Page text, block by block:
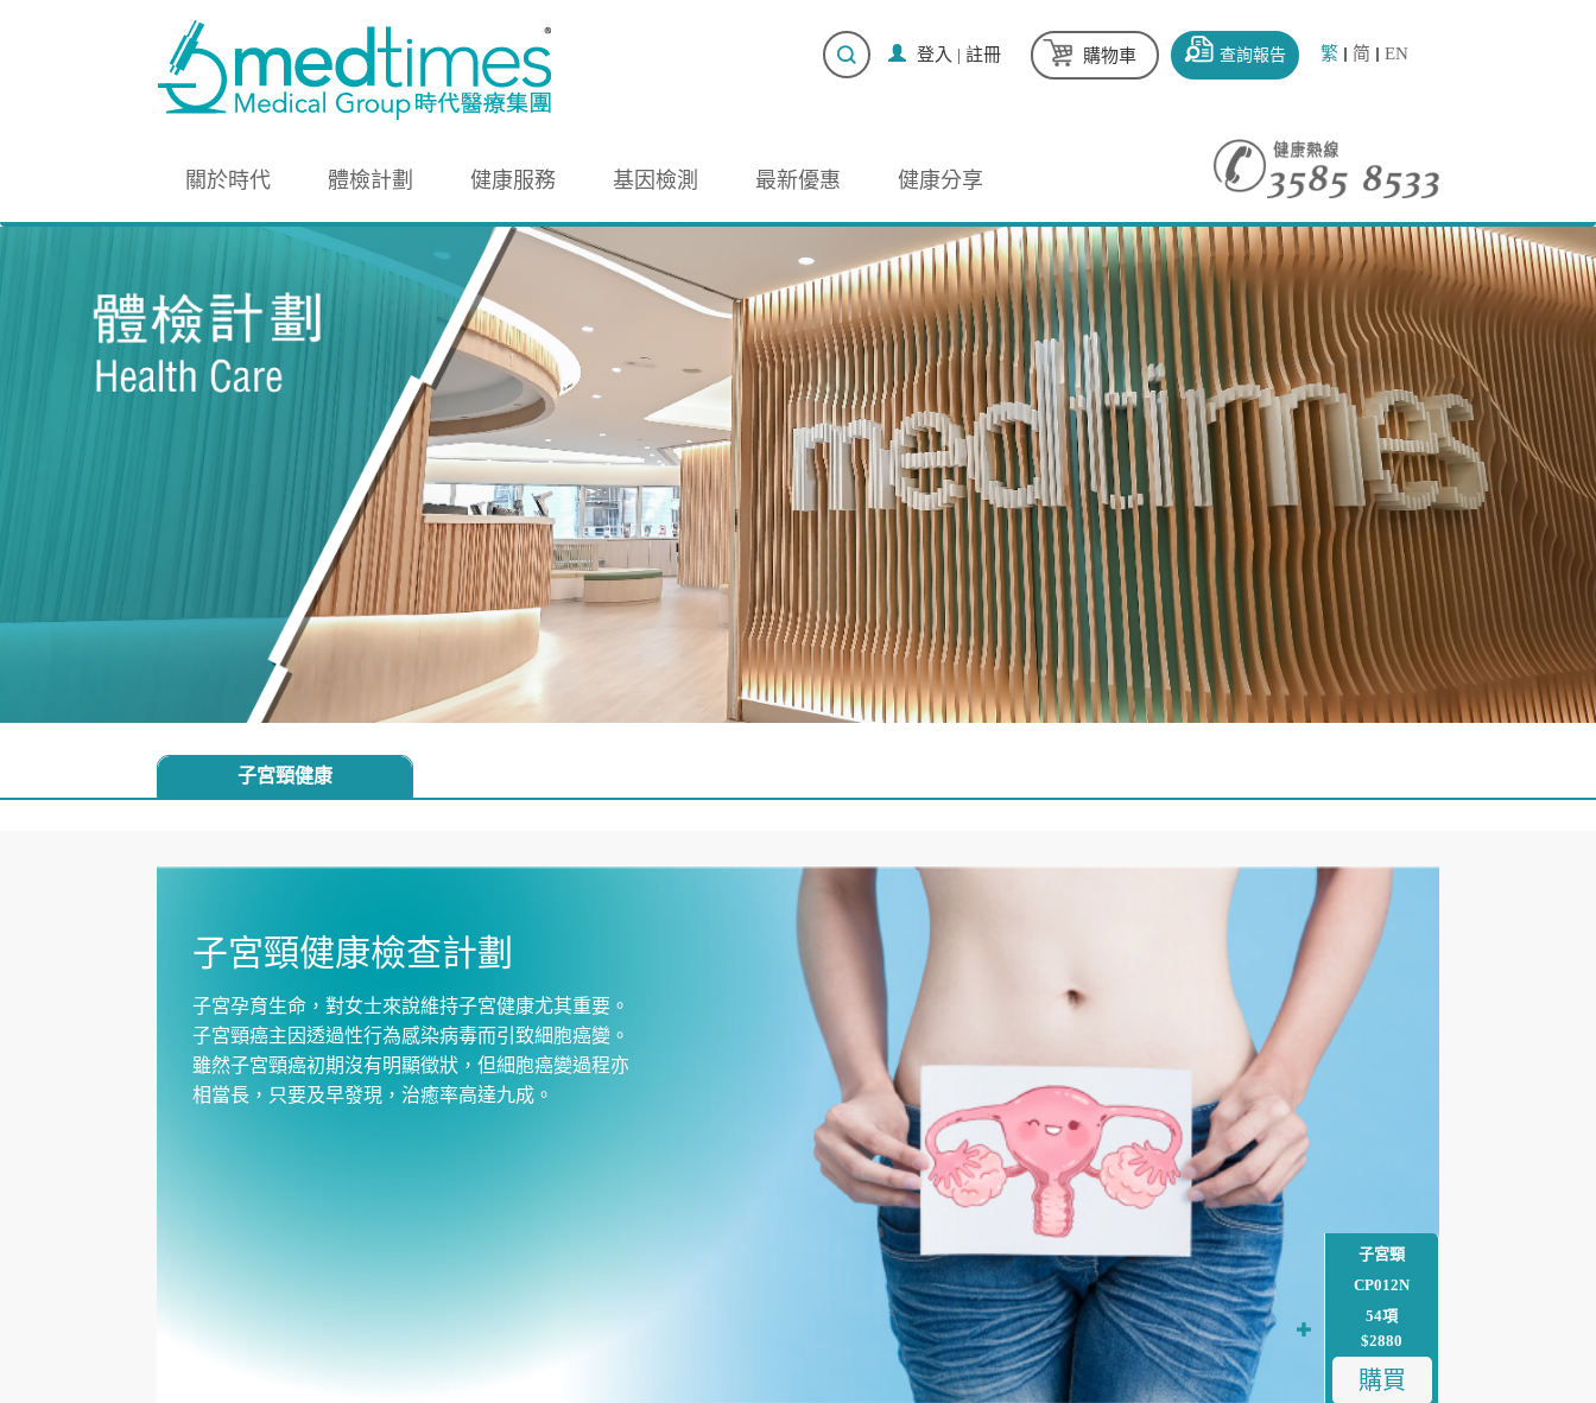
繁 简 EN
查詢報告
購物車
登入 | 註冊
關於時代 體檢計劃 健康服務 基因檢測 最新優惠 健康分享
子宮頸健康
子宮頸健康檢查計劃
子宮孕育生命，對女士來說維持子宮健康尤其重要。
子宮頸癌主因透過性行為感染病毒而引致細胞癌變。
雖然子宮頸癌初期沒有明顯徵狀，但細胞癌變過程亦
相當長，只要及早發現，治癒率高達九成。
子宮頸
CP012N
54項
$2880
購買